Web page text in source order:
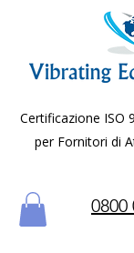
Certificazione ISO
per Fornitori di
0800